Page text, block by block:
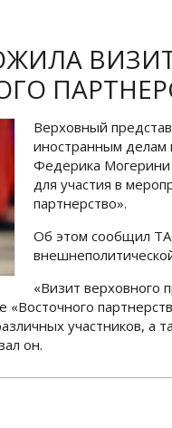
Верховный
иностранным делам
Федерика Могерини
для участия в
партнерство».
Об этом сообщил
«Визит верховного
участников, а
он.